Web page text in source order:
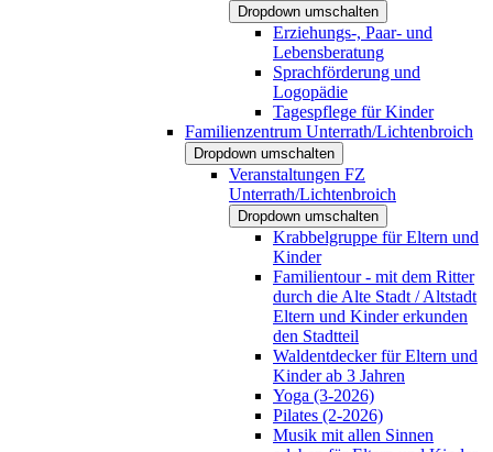
Dropdown umschalten
Erziehungs-, Paar- und
Lebensberatung
Sprachförderung und
Logopädie
Tagespflege für Kinder
Familienzentrum Unterrath/Lichtenbroich
Dropdown umschalten
Veranstaltungen FZ
Unterrath/Lichtenbroich
Dropdown umschalten
Krabbelgruppe für Eltern und
Kinder
Familientour - mit dem Ritter
durch die Alte Stadt / Altstadt
Eltern und Kinder erkunden
den Stadtteil
Waldentdecker für Eltern und
Kinder ab 3 Jahren
Yoga (3-2026)
Pilates (2-2026)
Musik mit allen Sinnen